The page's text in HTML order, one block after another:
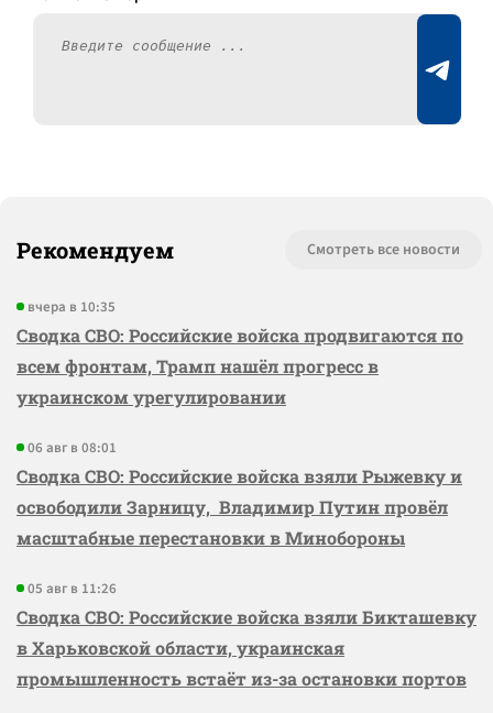
Рекомендуем Смотреть все новости
вчера в 10:35
Сводка СВО: Российские войска продвигаются по
всем фронтам, Трамп нашёл прогресс в
украинском урегулировании
06 авг в 08:01
Сводка СВО: Российские войска взяли Рыжевку и
освободили Зарницу, Владимир Путин провёл
масштабные перестановки в Минобороны
05 авг в 11:26
Сводка СВО: Российские войска взяли Бикташевку
в Харьковской области, украинская
промышленность встаёт из-за остановки портов